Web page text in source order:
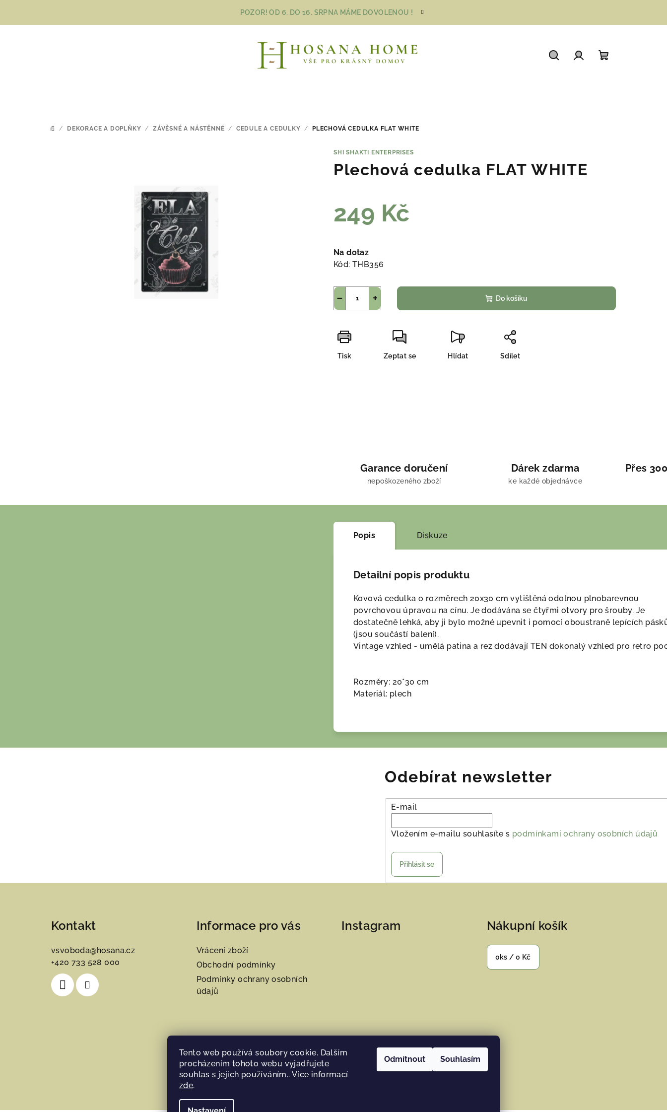
Tento web používá soubory cookie. Dalším
procházením tohoto webu vyjadřujete
souhlas s jejich používáním.. Více informací
zde.
Odmítnout Souhlasím
POZOR! OD 6. DO 16. SRPNA MÁME DOVOLENOU !
DOMŮ
/ DEKORACE A DOPLŇKY / ZÁVĚSNÉ A NÁSTĚNNÉ / CEDULE A CEDULKY / PLECHOVÁ CEDULKA FLAT WHITE
SHI SHAKTI ENTERPRISES
Plechová cedulka FLAT WHITE
249 Kč
cena:
Na dotaz
Kód: THB356
+
− Do košíku
Tisk Zeptat se Hlídat Sdílet
Garance doručení
nepoškozeného zboží
Dárek zdarma
ke každé objednávce
Přes
Popis Diskuze
Detailní popis produktu
Kovová cedulka o rozměrech 20x30 cm vytištěná odolnou plnobarevnou
povrchovou úpravou na cínu. Je dodávána se čtyřmi otvory pro šrouby. Je
dostatečně lehká, aby ji bylo možné upevnit i pomocí oboustraně lepících
(jsou součástí balení).
Vintage vzhled - umělá patina a rez dodávají TEN dokonalý vzhled pro retro
Rozměry: 20*30 cm
Materiál: plech
Odebírat newsletter
E-mail
Vložením e-mailu souhlasíte s podmínkami ochrany osobních údajů
Přihlásit se
Kontakt
vsvoboda@hosana.cz
+420 733 528 000
Informace pro vás
Vrácení zboží
Obchodní podmínky
Podmínky ochrany osobních
údajů
Instagram Nákupní košík
0ks / 0 Kč